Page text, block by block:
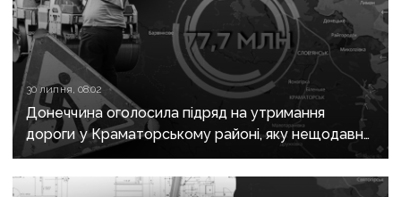
30 липня, 08:02
Донеччина оголосила підряд на утримання
дороги у Краматорському районі, яку нещодавно
вже ремонтували